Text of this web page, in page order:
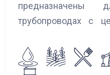
предназначены
трубопроводах с
агрессивных
суспензий и